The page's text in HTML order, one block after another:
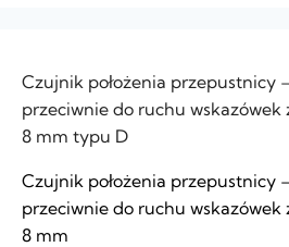
Czujnik położenia przepustnicy
przeciwnie do ruchu wskazówek
8 mm typu D
Czujnik położenia przepustnicy
przeciwnie do ruchu wskazówek
8 mm